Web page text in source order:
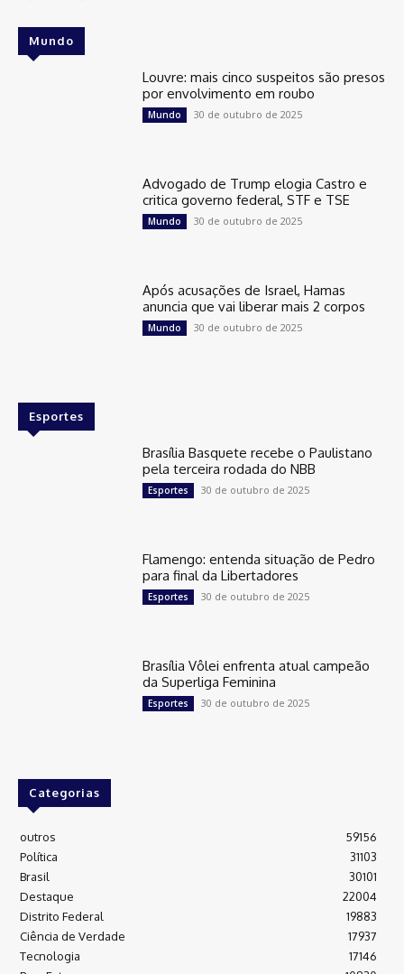
Mundo
Louvre: mais cinco suspeitos são presos
por envolvimento em roubo
Mundo 30 de outubro de 2025
Advogado de Trump elogia Castro e
critica governo federal, STF e TSE
Mundo 30 de outubro de 2025
Após acusações de Israel, Hamas
anuncia que vai liberar mais 2 corpos
Mundo 30 de outubro de 2025
Esportes
Brasília Basquete recebe o Paulistano
pela terceira rodada do NBB
Esportes 30 de outubro de 2025
Flamengo: entenda situação de Pedro
para final da Libertadores
Esportes 30 de outubro de 2025
Brasília Vôlei enfrenta atual campeão
da Superliga Feminina
Esportes 30 de outubro de 2025
Categorias
outros
59156
Política
31103
Brasil
30101
Destaque
22004
Distrito Federal
19883
Ciência de Verdade
17937
Tecnologia
17146